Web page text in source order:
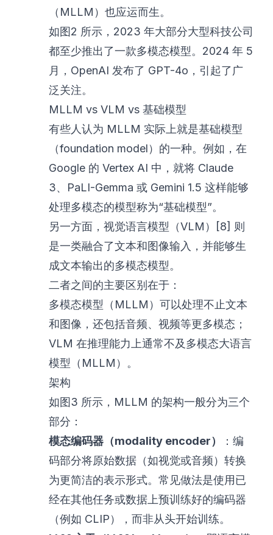
（MLLM）也应运而生。
如图2 所示，2023 年大部分大型科技公司
都至少推出了一款多模态模型。2024 年 5
月，OpenAI 发布了 GPT-4o，引起了广
泛关注。
MLLM vs VLM vs 基础模型
有些人认为 MLLM 实际上就是基础模型
（foundation model）的一种。例如，在
Google 的 Vertex AI 中，就将 Claude
3、PaLI-Gemma 或 Gemini 1.5 这样能够
处理多模态的模型称为“基础模型”。
另一方面，视觉语言模型（VLM）[8] 则
是一类融合了文本和图像输入，并能够生
成文本输出的多模态模型。
二者之间的主要区别在于：
多模态模型（MLLM）可以处理不止文本
和图像，还包括音频、视频等更多模态；
VLM 在推理能力上通常不及多模态大语言
模型（MLLM）。
架构
如图3 所示，MLLM 的架构一般分为三个
部分：
模态编码器（modality encoder）
：编
码部分将原始数据（如视觉或音频）转换
为更简洁的表示形式。常见做法是使用已
经在其他任务或数据上预训练好的编码器
（例如 CLIP），而非从头开始训练。